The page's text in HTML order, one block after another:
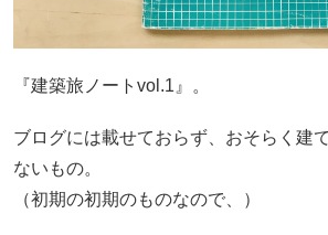
『建築旅ノートvol.1』。
ブログには載せておらず、おそらく建
ないもの。
（初期の初期のものなので、）